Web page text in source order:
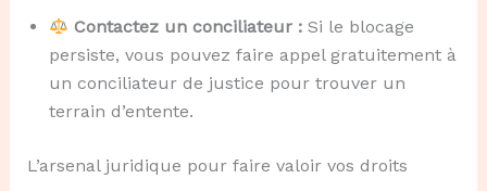
Contactez un conciliateur :Si le blocage
persiste, vous pouvez faire appel gratuitement à
un conciliateur de justice pour trouver un
terrain d’entente.
L’arsenal juridique pour faire valoir vos droits